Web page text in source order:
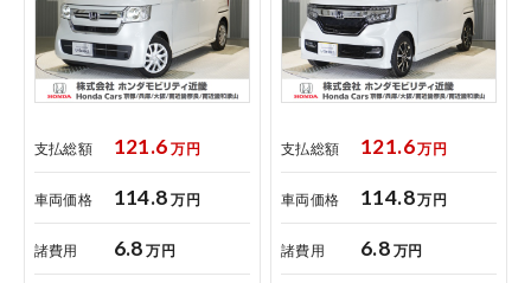
コーポレートサイト
支払総額 121.6 万円
車両価格 114.8 万円
諸費用 6.8 万円
支払総額 121.6万円
車両価格 114.8万円
諸費用 6.8 万円